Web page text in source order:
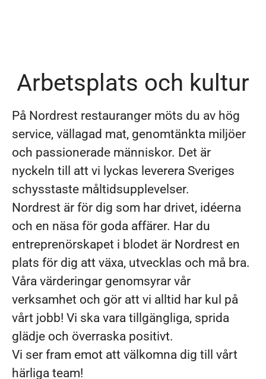
Arbetsplats och kultur
På Nordrest restauranger möts du av hög
service, vällagad mat, genomtänkta miljöer
och passionerade människor. Det är
nyckeln till att vi lyckas leverera Sveriges
schysstaste måltidsupplevelser.
Nordrest är för dig som har drivet, idéerna
och en näsa för goda affärer. Har du
entreprenörskapet i blodet är Nordrest en
plats för dig att växa, utvecklas och må bra.
Våra värderingar genomsyrar vår
verksamhet och gör att vi alltid har kul på
vårt jobb! Vi ska vara tillgängliga, sprida
glädje och överraska positivt.
Vi ser fram emot att välkomna dig till vårt
härliga team!